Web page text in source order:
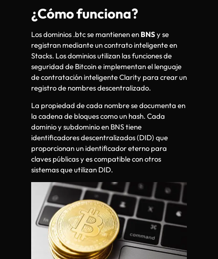
¿Cómo funciona?
Los dominios .btc se mantienen en BNSy se
registran mediante un contrato inteligente en
Stacks. Los dominios utilizan las funciones de
seguridad de Bitcoin e implementan el lenguaje
de contratación inteligente Clarity para crear un
registro de nombres descentralizado.
La propiedad de cada nombre se documenta en
la cadena de bloques como un hash. Cada
dominio y subdominio en BNS tiene
identificadores descentralizados (DID) que
proporcionan un identificador eterno para
claves públicas y es compatible con otros
sistemas que utilizan DID.